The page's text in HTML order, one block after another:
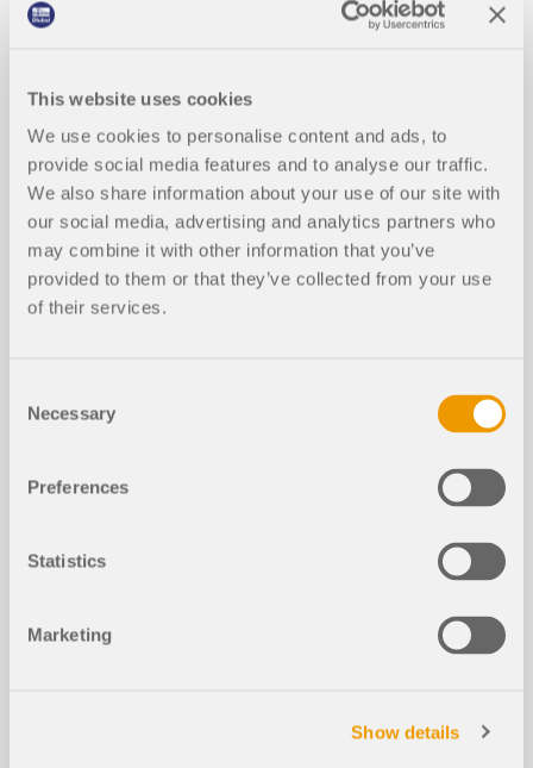
This website uses cookies
We use cookies to personalise content and ads, to
provide social media features and to analyse our traffic.
We also share information about your use of our site with
our social media, advertising and analytics partners who
may combine it with other information that you’ve
provided to them or that they’ve collected from your use
of their services.
Selection
Necessary
Preferences
Statistics
Marketing
Show details
Combinazioni capannone in acciaio
delle funi